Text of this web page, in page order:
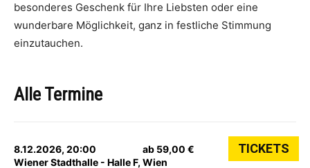
besonderes Geschenk für Ihre Liebsten oder eine
wunderbare Möglichkeit, ganz in festliche Stimmung
einzutauchen.
Alle Termine
8.12.2026, 20:00
Wiener Stadthalle - Halle F, Wien
ab 59,00 € TICKETS